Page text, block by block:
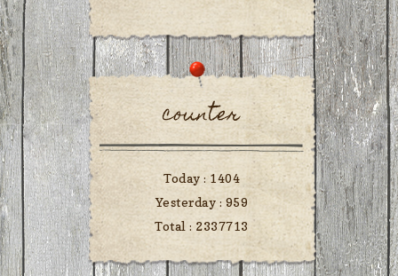
counter
Today : 1404
Yesterday : 959
Total : 2337713